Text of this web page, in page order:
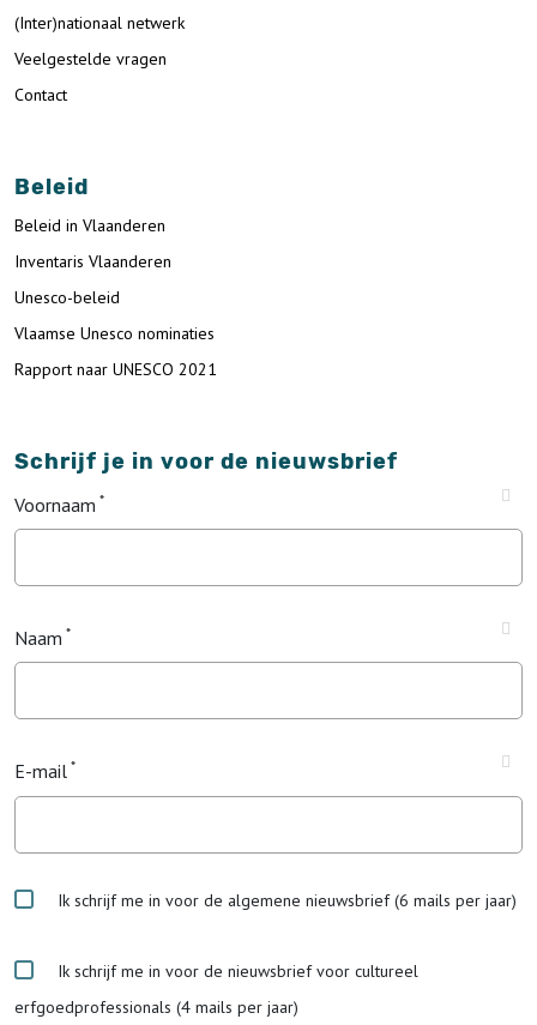
(Inter)nationaal netwerk
Veelgestelde vragen
Contact
Beleid
Beleid in Vlaanderen
Inventaris Vlaanderen
Unesco-beleid
Vlaamse Unesco nominaties
Rapport naar UNESCO 2021
Schrijf je in voor de nieuwsbrief
Voornaam
Naam
E-mail
Ik schrijf me in voor de algemene nieuwsbrief (6 mails per jaar)
Ik schrijf me in voor de nieuwsbrief voor cultureel
erfgoedprofessionals (4 mails per jaar)